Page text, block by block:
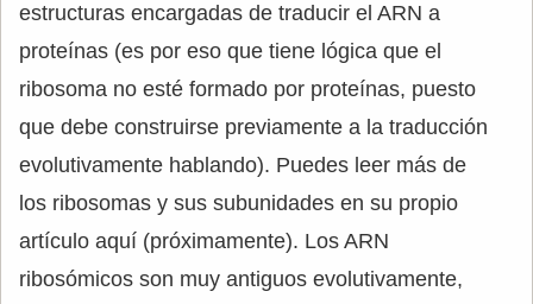
estructuras encargadas de traducir el ARN a
proteínas (es por eso que tiene lógica que el
ribosoma no esté formado por proteínas, puesto
que debe construirse previamente a la traducción
evolutivamente hablando). Puedes leer más de
los ribosomas y sus subunidades en su propio
artículo aquí (próximamente). Los ARN
ribosómicos son muy antiguos evolutivamente,